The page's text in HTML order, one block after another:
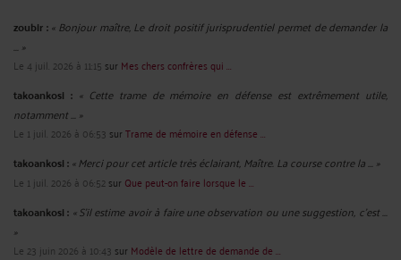
zoubir : « Bonjour maître, Le droit positif jurisprudentiel permet de demander la
... »
Le 4 juil. 2026 à 11:15 sur Mes chers confrères qui ...
takoankosi : « Cette trame de mémoire en défense est extrêmement utile,
notamment ... »
Le 1 juil. 2026 à 06:53 surTrame de mémoire en défense ...
takoankosi :« Merci pour cet article très éclairant, Maître. La course contre la ... »
Le 1 juil. 2026 à 06:52sur Que peut-on faire lorsque le ...
takoankosi : « S’il estime avoir à faire une observation ou une suggestion, c’est ...
»
Le 23 juin 2026 à 10:43 sur Modèle de lettre de demande de ...